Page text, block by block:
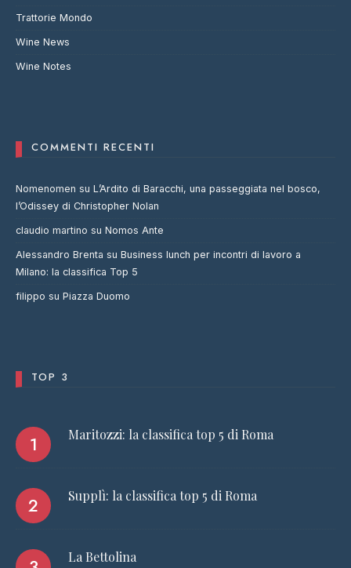
Trattorie Mondo
Wine News
Wine Notes
COMMENTI RECENTI
Nomenomen su L’Ardito di Baracchi, una passeggiata nel bosco,
l’Odissey di Christopher Nolan
claudio martino su Nomos Ante
Alessandro Brenta su Business lunch per incontri di lavoro a
Milano: la classifica Top 5
filippo su Piazza Duomo
TOP 3
Maritozzi: la classifica top 5 di Roma
Supplì: la classifica top 5 di Roma
La Bettolina